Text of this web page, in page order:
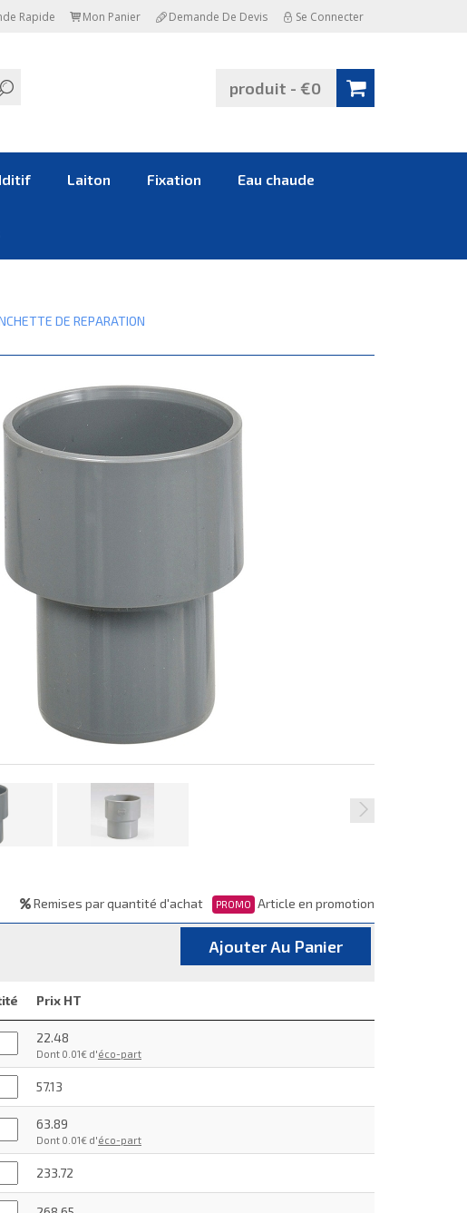
Rapide Mon Panier Demande De Devis Se Connecter
produit - €0
Laiton Fixation Eau chaude
DE REPARATION
Remises par quantité d'achat PROMO Article en promotion
Ajouter Au Panier
Prix HT
22.48
Dont 0.01€ d'éco-part
57.13
63.89
Dont 0.01€ d'éco-part
233.72